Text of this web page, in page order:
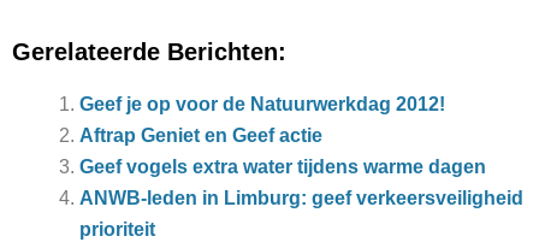
Gerelateerde Berichten:
Geef je op voor de Natuurwerkdag 2012!
Aftrap Geniet en Geef actie
Geef vogels extra water tijdens warme dagen
ANWB-leden in Limburg: geef verkeersveiligheid
prioriteit